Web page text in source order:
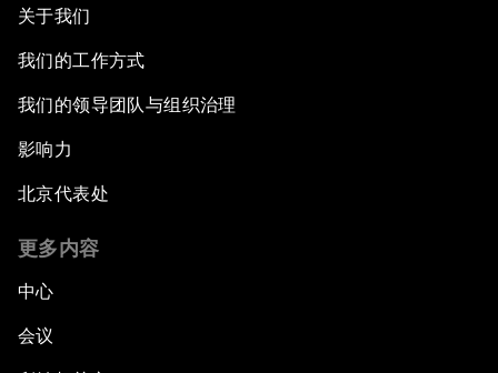
关于我们
我们的工作方式
我们的领导团队与组织治理
影响力
北京代表处
更多内容
中心
会议